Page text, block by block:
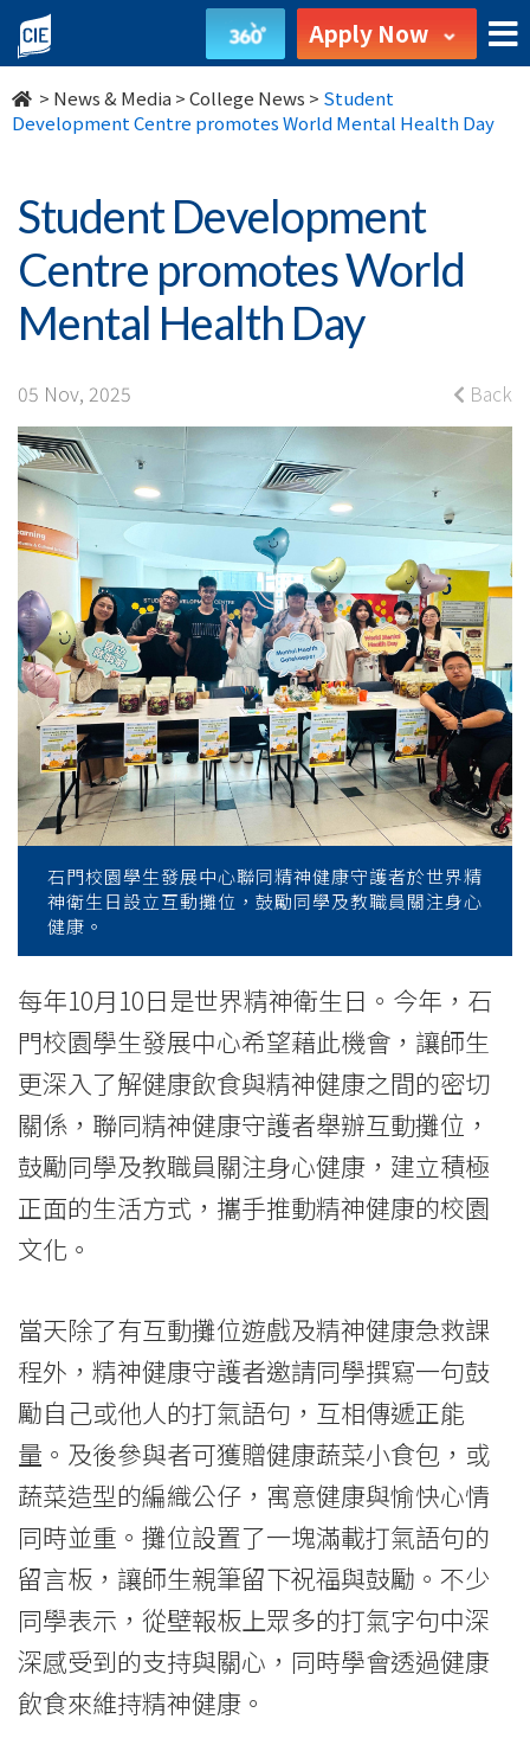
Student
Development
Centre
World
Mental
Health
Day
College
News
College
of
International
Education
Hong
Kong
Baptist
University
Apply Now
> News & Media >College News > Student
Development Centre promotes World Mental Health Day
Student Development
Centre promotes World
Mental Health Day
05 Nov, 2025 Back
石門校園學生發展中心聯同精神健康守護者於世界精
神衛生日設立互動攤位，鼓勵同學及教職員關注身心
健康。
每年10月10日是世界精神衛生日。今年，石
門校園學生發展中心希望藉此機會，讓師生
更深入了解健康飲食與精神健康之間的密切
關係，聯同精神健康守護者舉辦互動攤位，
鼓勵同學及教職員關注身心健康，建立積極
正面的生活方式，攜手推動精神健康的校園
文化。
當天除了有互動攤位遊戲及精神健康急救課
程外，精神健康守護者邀請同學撰寫一句鼓
勵自己或他人的打氣語句，互相傳遞正能
量。及後參與者可獲贈健康蔬菜小食包，或
蔬菜造型的編織公仔，寓意健康與愉快心情
同時並重。攤位設置了一塊滿載打氣語句的
留言板，讓師生親筆留下祝福與鼓勵。不少
同學表示，從壁報板上眾多的打氣字句中深
深感受到的支持與關心，同時學會透過健康
飲食來維持精神健康。